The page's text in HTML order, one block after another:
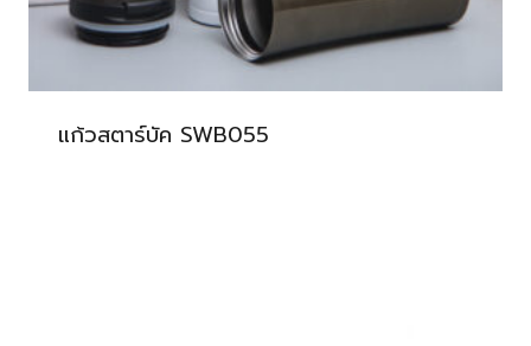
แก้วสตาร์บัค SWB055